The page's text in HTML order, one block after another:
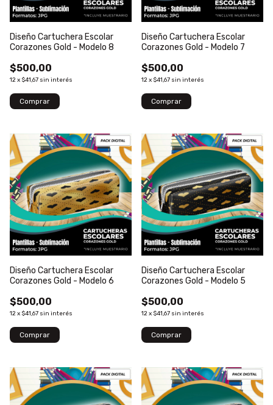
Diseño Cartuchera Escolar
Corazones Gold - Modelo 8
$500,00
12x $41,67 sin interés
Diseño Cartuchera Escolar
Corazones Gold - Modelo 7
$500,00
12x $41,67 sin interés
Diseño Cartuchera Escolar
Corazones Gold - Modelo 6
$500,00
12x $41,67 sin interés
Diseño Cartuchera Escolar
Corazones Gold - Modelo 5
$500,00
12x $41,67 sin interés